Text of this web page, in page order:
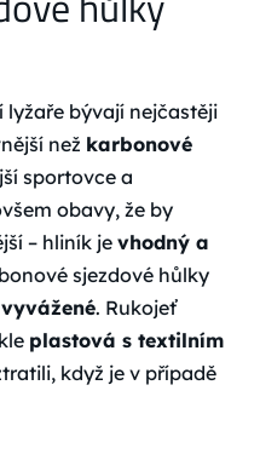
lyžaře bývají nejčastěji
než karbonové
sportovce a
obavy, že by
– hliník je vhodný a
sjezdové hůlky
. Rukojeť
plastová s textilním
když je v případě